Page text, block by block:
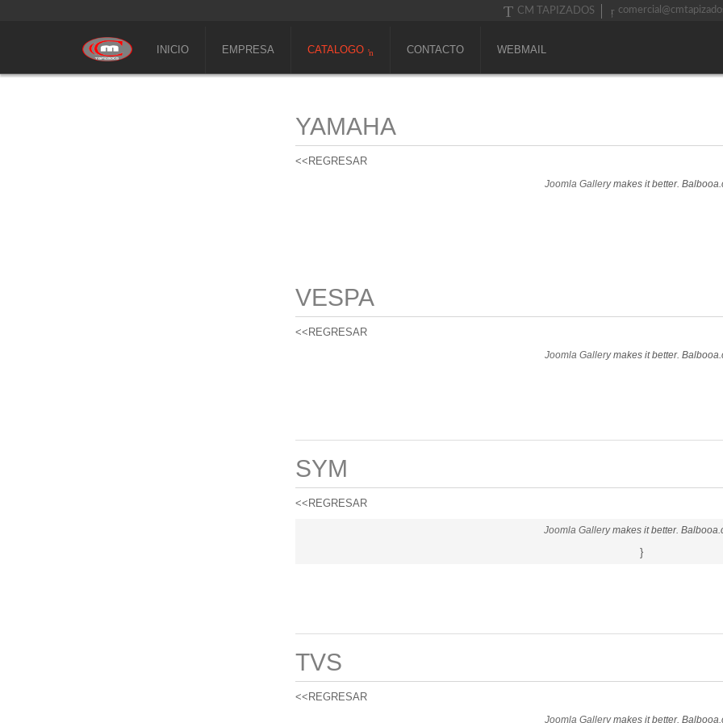
CM TAPIZADOS
INICIO EMPRESA CATALOGO CONTACTO WEBMAIL
YAMAHA
<<REGRESAR
Joomla Gallerymakes it better.
VESPA
<<REGRESAR
Joomla Gallerymakes it better.
SYM
<<REGRESAR
Joomla Gallerymakes it better.
}
TVS
<<REGRESAR
Joomla Gallerymakes it better.